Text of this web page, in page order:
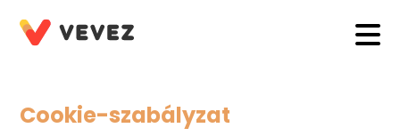
Cookie-szabályzat